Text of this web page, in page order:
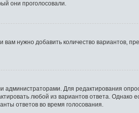
они проголосовали.
нужно добавить количество вариантов,
Для редактирования
любой из вариантов ответа.
ответов во время голосования.